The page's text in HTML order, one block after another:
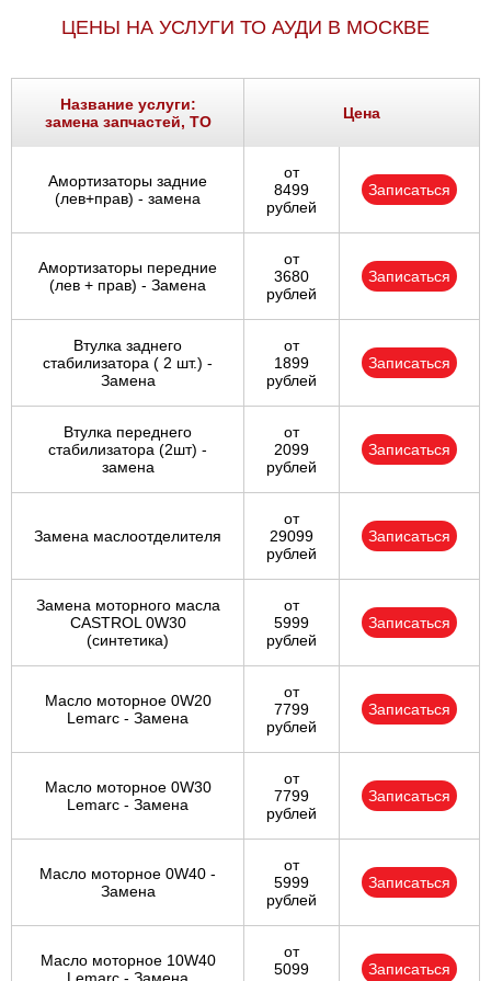
ЦЕНЫ НА УСЛУГИ ТО АУДИ В МОСКВЕ
Название услуги:
замена запчастей, ТО
Цена
Амортизаторы задние
(лев+прав) - замена
от
8499
рублей
Записаться
Амортизаторы передние
(лев + прав) - Замена
от
3680
рублей
Записаться
Втулка заднего
стабилизатора ( 2 шт.) -
Замена
от
1899
рублей
Записаться
Втулка переднего
стабилизатора (2шт) -
замена
от
2099
рублей
Записаться
Замена маслоотделителя
от
29099
рублей
Записаться
Замена моторного масла
CASTROL 0W30
(синтетика)
от
5999
рублей
Записаться
Масло моторное 0W20
Lemarc - Замена
от
7799
рублей
Записаться
Масло моторное 0W30
Lemarc - Замена
от
7799
рублей
Записаться
Масло моторное 0W40 -
Замена
от
5999
рублей
Записаться
Масло моторное 10W40
от
5099
Записаться